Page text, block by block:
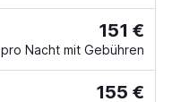
151 €
pro Nacht mit Gebühren
155 €